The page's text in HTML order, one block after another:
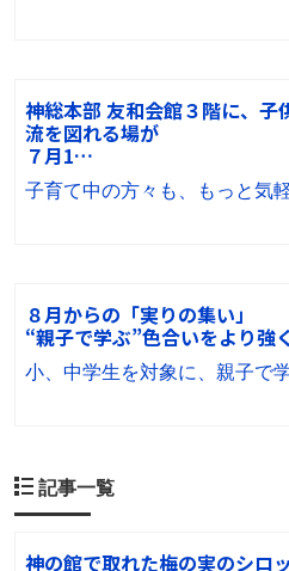
神総本部 友和会館３階に、子
流を図れる場が
７月1…
子育て中の方々も、もっと気
８月からの「実りの集い」
“親子で学ぶ”色合いをより強く
小、中学生を対象に、親子で
記事一覧
神の館で取れた梅の実のシロ